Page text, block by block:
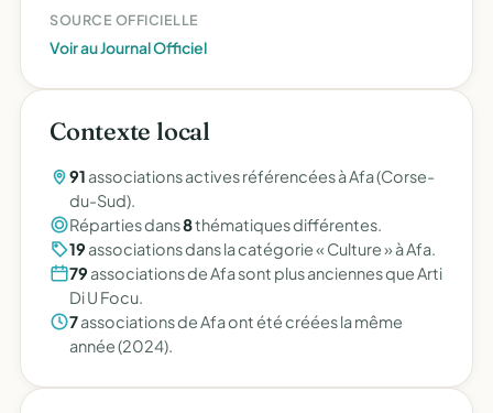
SOURCE OFFICIELLE
Voir au Journal Officiel
Contexte local
91 associations actives référencées à Afa (Corse-
du-Sud).
Réparties dans8thématiques différentes.
19 associations dans la catégorie « Culture » à Afa.
79 associations de Afa sont plus anciennes que Arti
Di U Focu.
7associations de Afa ont été créées la même
année (2024).